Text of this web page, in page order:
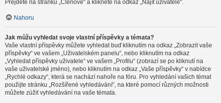
Přejděte na stránku „Členové“ a klikněte na odkaz „Najít uživatele“.
Nahoru
Jak můžu vyhledat svoje vlastní příspěvky a témata?
Vaše vlastní příspěvky můžete vyhledat buď kliknutím na odkaz „Zobrazit vaše
příspěvky“ ve vašem „Uživatelském panelu“, nebo kliknutím na odkaz
„Vyhledat příspěvky uživatele“ ve vašem „Profilu“ (zobrazí se po kliknutí na
vaše uživatelské jméno), nebo kliknutím na odkaz „Vaše příspěvky“ v nabídce
„Rychlé odkazy“, která se nachází nahoře na fóru. Pro vyhledání vašich témat
použijte stránku „Rozšířené vyhledávání“, na které pomocí různých možnosti
můžete zúžit vyhledávání na vaše témata.